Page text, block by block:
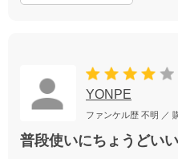
YONPE
ファンケル歴 不明 ／
普段使いにちょうどいい